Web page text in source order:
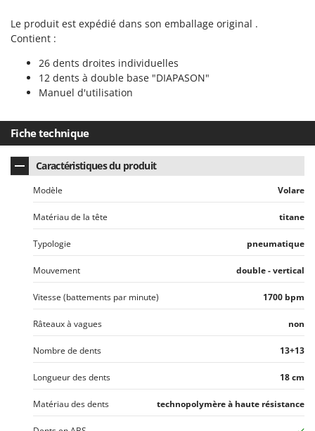
S
S.T.P.
Santos
Sbaraglia
Seven Italy
Shark
Silky
Simatech
Sirman
Skil
Smartwood
Smeg
Snapper
Solidur
Spice Electronics
Spiralmac
Spring Protezione
Spyro
Stanley
Le produit est expédié dans son emballage original .
Contient :
26 dents droites individuelles
12 dents à double base "DIAPASON"
Manuel d'utilisation
Fiche technique
Caractéristiques du produit
Modèle Volare
Matériau de la tête titane
Typologie pneumatique
Mouvement double - vertical
Vitesse (battements par minute) 1700 bpm
Râteaux à vagues non
Nombre de dents 13+13
Longueur des dents 18 cm
Matériau des dents technopolymère à haute résistance